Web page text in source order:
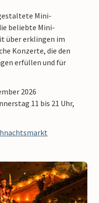
Mini-
beliebte Mini-
über erklingen im
Konzerte, die den
erfüllen und für
2026
11 bis 21 Uhr,